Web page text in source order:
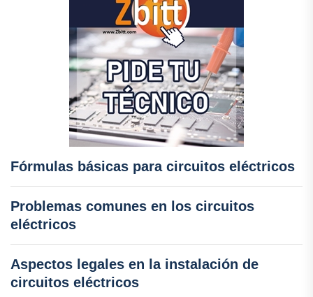
Fórmulas básicas para circuitos eléctricos
Problemas comunes en los circuitos
eléctricos
Aspectos legales en la instalación de
circuitos eléctricos